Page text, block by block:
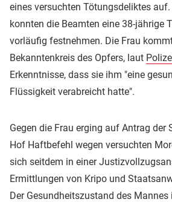
eines versuchten Tötungsdeliktes
konnten die Beamten eine 38-jährige
vorläufig festnehmen. Die Frau
Bekanntenkreis des Opfers, laut
Erkenntnisse, dass sie ihm "eine
Flüssigkeit verabreicht hatte".
Gegen die Frau erging auf Antrag
Hof Haftbefehl wegen versuchten
sich seitdem in einer
Ermittlungen von Kripo und
Der Gesundheitszustand des